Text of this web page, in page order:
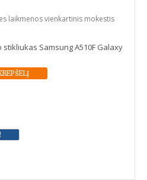
laikmenos vienkartinis mokestis
stikliukas Samsung A510F Galaxy